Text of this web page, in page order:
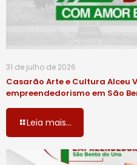
31 de julho de 2026
Casarão Arte e Cultura Alceu
empreendedorismo em São
Leia mais...